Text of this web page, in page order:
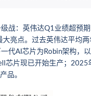
战：英伟达Q1业绩超预
大亮点。过去英伟达平均
代AI芯片为Robin架构，
芯片现已开始生产；
品。